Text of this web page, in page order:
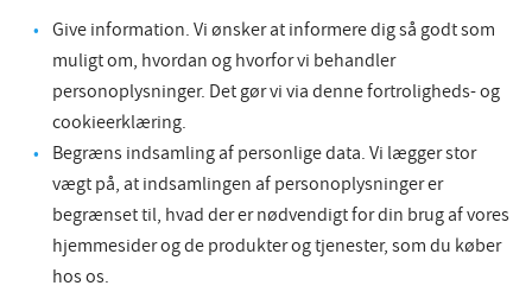
Give information. Vi ønsker at informere dig så godt som
muligt om, hvordan og hvorfor vi behandler
personoplysninger. Det gør vi via denne fortroligheds- og
cookieerklæring.
Begræns indsamling af personlige data. Vi lægger stor
vægt på, at indsamlingen af personoplysninger er
begrænset til, hvad der er nødvendigt for din brug af vores
hjemmesider og de produkter og tjenester, som du køber
hos os.